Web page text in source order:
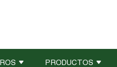
PRODUCTOS